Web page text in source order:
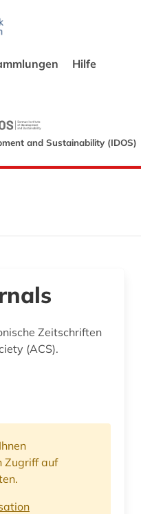
Hilfe
and Sustainability (IDOS)
Zeitschriften
(ACS).
Zugriff auf